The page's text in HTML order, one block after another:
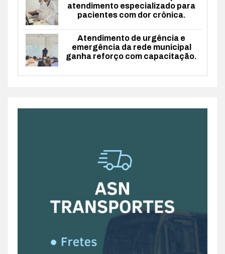
atendimento especializado para
pacientes com dor crônica.
Atendimento de urgência e
emergência da rede municipal
ganha reforço com capacitação.